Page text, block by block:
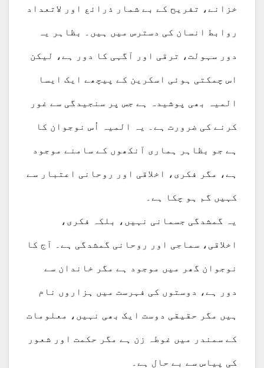
خزانے، تفریح کے بے شمار ذرائع اور لاتعداد
روابط انسان کی دسترس میں ہیں۔ بظاہر یہ
دور سہولت، ترقی اور آگہی کا دور ہے، لیکن
اس چمکتی ہوئی اسکرین کے پیچھے ایک ایسا
المیہ بھی پوشیدہ ہے جس پر سنجیدگی سے غور
کرنے کی ضرورت ہے۔ یہ المیہ اُس نوجوان کا
ہے جو بظاہر ہماری آنکھوں کے سامنے موجود
ہے، مگر فکری، اخلاقی اور روحانی اعتبار سے
کہیں گم ہو چکا ہے۔
یہ گمشدگی جسمانی نہیں، بلکہ فکری،
اخلاقی، سماجی اور روحانی گمشدگی ہے۔ آج کا
نوجوان گھر میں موجود ہے مگر خاندان سے
دور ہے، دوستوں کی فہرست میں ہزاروں نام
ہیں مگر حقیقی دوست ایک بھی نہیں، معلومات
کے سمندر میں غوطہ زن ہے مگر حکمت اور شعور
کی پیاس سے بے حال ہے۔